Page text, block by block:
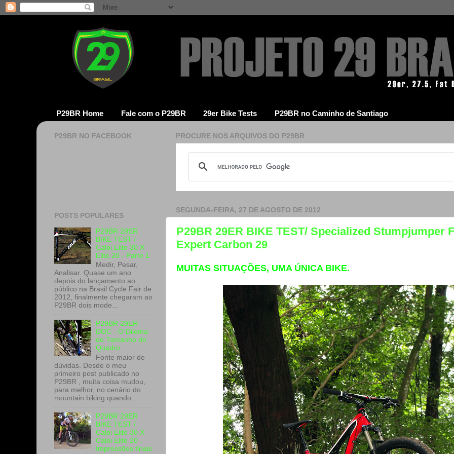
P29BR Home Fale com o P29BR 29er Bike Tests P29BR no Caminho de Santiago
PROCURE NOS ARQUIVOS DO P29BR
SEGUNDA-FEIRA, 27 DE AGOSTO DE 2012
P29BR 29ER BIKE TEST/ Specialized Stumpjumper
Expert Carbon 29
MUITAS SITUAÇÕES, UMA ÚNICA BIKE.
P29BR NO FACEBOOK
POSTS POPULARES
P29BR 29ER
BIKE TEST /
Caloi Elite 30 X
Elite 20 - Parte 1
Medir, Pesar,
Analisar. Quase um ano
depois do lançamento ao
público na Brasil Cycle Fair de
2012, finalmente chegaram ao
P29BR dois mode...
P29BR 29ER
DOC - O Dilema
do Tamanho do
Quadro
Fonte maior de
dúvidas. Desde o meu
primeiro post publicado no
P29BR , muita coisa mudou,
para melhor, no cenário do
mountain biking quando...
P29BR 29ER
BIKE TEST /
Caloi Elite 30 X
Caloi Elite 20 -
Impressões finais